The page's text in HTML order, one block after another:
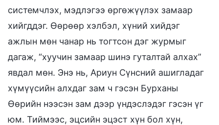
системчлэх, мэдлэгээ өргөжүүлэх замаар
хийгддэг. Өөрөөр хэлбэл, хүний хийдэг
ажлын мөн чанар нь тогтсон дэг журмыг
дагаж, “хуучин замаар шинэ гуталтай алхах”
явдал мөн. Энэ нь, Ариун Сүнсний ашигладаг
хүмүүсийн алхдаг зам ч гэсэн Бурханы
Өөрийн нээсэн зам дээр үндэслэдэг гэсэн үг
юм. Тиймээс, эцсийн эцэст хүн бол хүн,